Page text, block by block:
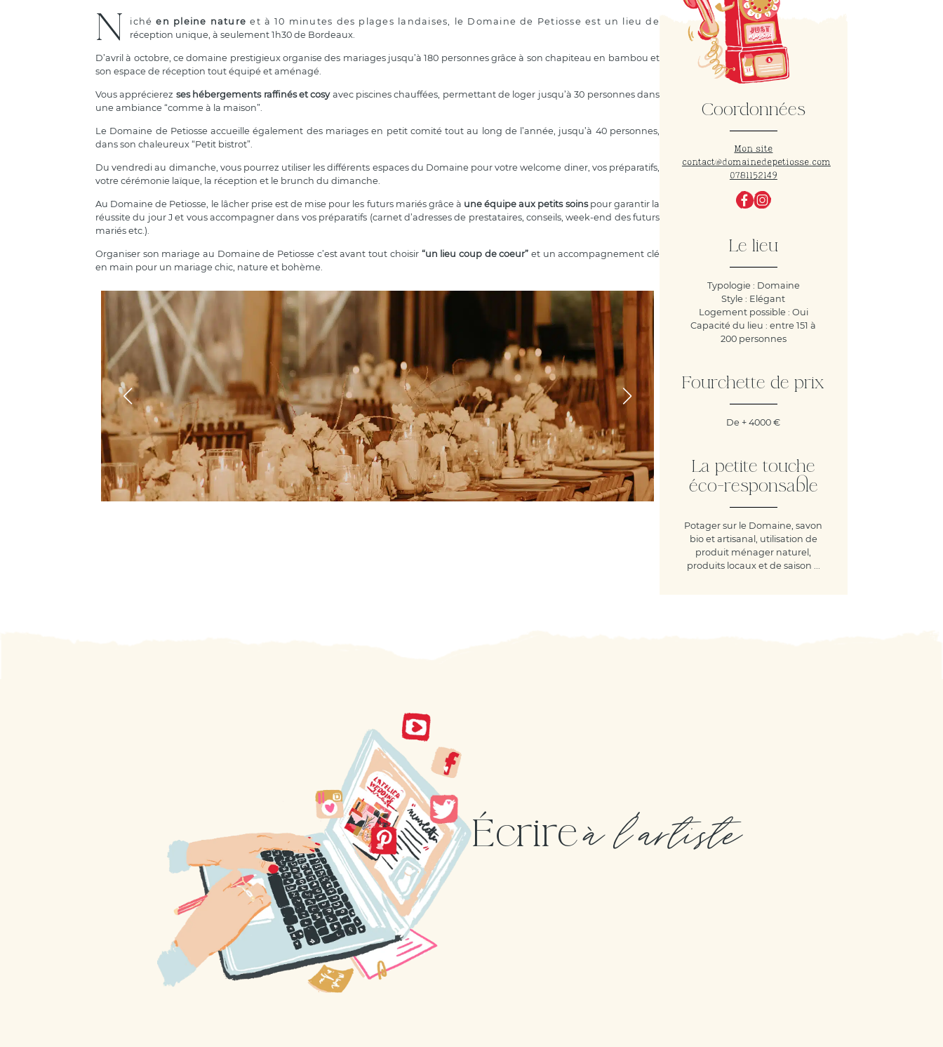
N ichéen pleine nature et à 10 minutes des plages landaises, le Domaine de Petiosse est un lieu de
réception unique, à seulement 1h30 de Bordeaux.
D’avril à octobre, ce domaine prestigieux organise des mariages jusqu’à 180 personnes grâce à son chapiteau en bambou et
son espace de réception tout équipé et aménagé.
Vous apprécierez ses hébergements raffinés et cosyavec piscines chauffées, permettant de loger jusqu’à 30 personnes dans
une ambiance “comme à la maison”.
Le Domaine de Petiosse accueille également des mariages en petit comité tout au long de l’année, jusqu’à 40 personnes,
dans son chaleureux “Petit bistrot”.
Du vendredi au dimanche, vous pourrez utiliser les différents espaces du Domaine pour votre welcome diner, vos préparatifs,
votre cérémonie laïque, la réception et le brunch du dimanche.
Au Domaine de Petiosse, le lâcher prise est de mise pour les futurs mariés grâce à une équipe aux petits soinspour garantir la
réussite du jour J et vous accompagner dans vos préparatifs (carnet d’adresses de prestataires, conseils, week-end des futurs
mariés etc.).
Organiser son mariage au Domaine de Petiosse c’est avant tout choisir “un lieu coup de coeur” et un accompagnement clé
en main pour un mariage chic, nature et bohème.
Coordonnées
Mon site
contact@domainedepetiosse.com
0781152149
Le lieu
Typologie : Domaine
Style : Elégant
Logement possible : Oui
Capacité du lieu : entre 151 à
200 personnes
Fourchette de prix
De + 4000 €
La petite touche
éco-responsable
Potager sur le Domaine, savon
bio et artisanal, utilisation de
produit ménager naturel,
produits locaux et de saison ...
Écrireà l'artiste